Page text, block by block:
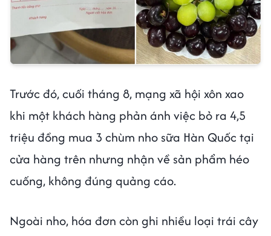
Trước đó, cuối tháng 8, mạng xã hội xôn xao
khi một khách hàng phản ánh việc bỏ ra 4,5
triệu đồng mua 3 chùm nho sữa Hàn Quốc tại
cửa hàng trên nhưng nhận về sản phẩm héo
cuống, không đúng quảng cáo.
Ngoài nho, hóa đơn còn ghi nhiều loại trái cây